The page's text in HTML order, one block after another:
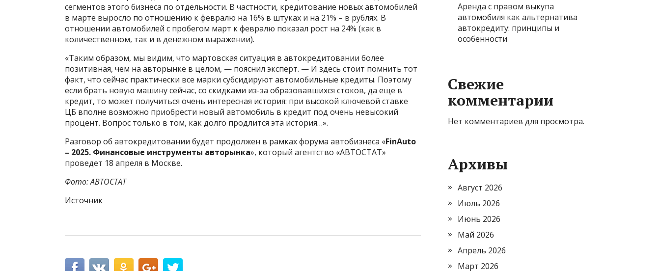
сегментов этого бизнеса по отдельности. В частности, кредитование новых автомобилей
в марте выросло по отношению к февралю на 16% в штуках и на 21% – в рублях. В
отношении автомобилей с пробегом март к февралю показал рост на 24% (как в
количественном, так и в денежном выражении).
«Таким образом, мы видим, что мартовская ситуация в автокредитовании более
позитивная, чем на авторынке в целом, — пояснил эксперт. — И здесь стоит помнить тот
факт, что сейчас практически все марки субсидируют автомобильные кредиты. Поэтому
если брать новую машину сейчас, со скидками из-за образовавшихся стоков, да еще в
кредит, то может получиться очень интересная история: при высокой ключевой ставке
ЦБ вполне возможно приобрести новый автомобиль в кредит под очень невысокий
процент. Вопрос только в том, как долго продлится эта история…».
Разговор об автокредитовании будет продолжен в рамках форума автобизнеса «FinAuto
– 2025. Финансовые инструменты авторынка», который агентство «АВТОСТАТ»
проведет 18 апреля в Москве.
Фото: АВТОСТАТ
Источник
Аренда с правом выкупа
автомобиля как альтернатива
автокредиту: принципы и
особенности
Свежие
комментарии
Нет комментариев для просмотра.
Архивы
Август 2026
Июль 2026
Июнь 2026
Май 2026
Апрель 2026
Март 2026